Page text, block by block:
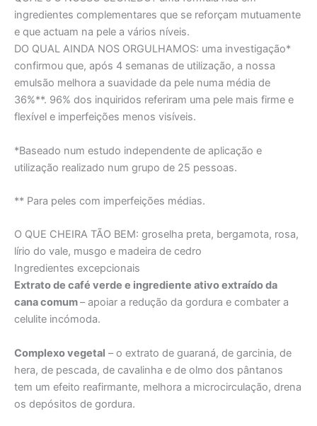
ingredientes complementares que se reforçam mutuamente
e que actuam na pele a vários níveis.
DO QUAL AINDA NOS ORGULHAMOS: uma investigação*
confirmou que, após 4 semanas de utilização, a nossa
emulsão melhora a suavidade da pele numa média de
36%**. 96% dos inquiridos referiram uma pele mais firme e
flexível e imperfeições menos visíveis.
*Baseado num estudo independente de aplicação e
utilização realizado num grupo de 25 pessoas.
** Para peles com imperfeições médias.
O QUE CHEIRA TÃO BEM: groselha preta, bergamota, rosa,
lírio do vale, musgo e madeira de cedro
Ingredientes excepcionais
Extrato de café verde e ingrediente ativo extraído da
cana comum– apoiar a redução da gordura e combater a
celulite incómoda.
Complexo vegetal – o extrato de guaraná, de garcinia, de
hera, de pescada, de cavalinha e de olmo dos pântanos
tem um efeito reafirmante, melhora a microcirculação, drena
os depósitos de gordura.